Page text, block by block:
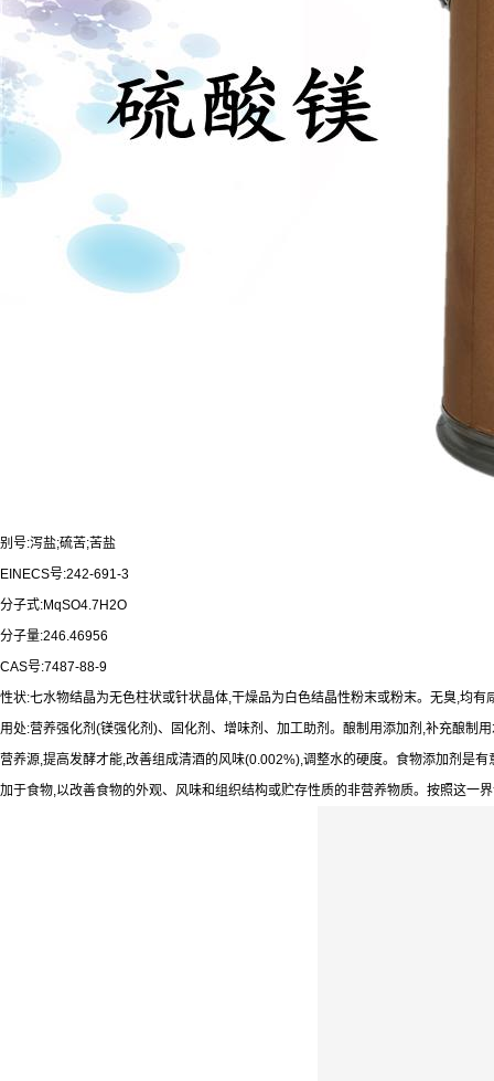
别号:泻盐;硫苦;苦盐
EINECS号:242-691-3
分子式:MqSO4.7H2O
分子量:246.46956
CAS号:7487-88-9
性状:七水物结晶为无色柱状或针状晶体,干燥品为白色结晶性粉末或粉末。无臭,均有
用处:营养强化剂(镁强化剂)、固化剂、增味剂、加工助剂。酿制用添加剂,补充酿制
营养源,提高发酵才能,改善组成清酒的风味(0.002%),调整水的硬度。食物添加剂是有
加于食物,以改善食物的外观、风味和组织结构或贮存性质的非营养物质。按照这一